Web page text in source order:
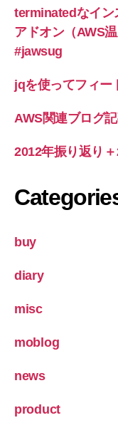
terminatedなイン
アドオン（AWS
#jawsug
jqを使ってフィー
AWS関連ブログ
2012年振り返り
buy
diary
misc
moblog
news
product